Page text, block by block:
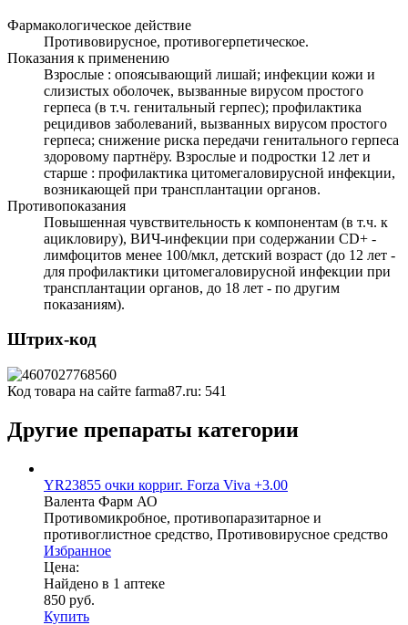
Фармакологическое действие
Противовирусное, противогерпетическое.
Показания к применению
Взрослые : опоясывающий лишай; инфекции кожи и
слизистых оболочек, вызванные вирусом простого
герпеса (в т.ч. генитальный герпес); профилактика
рецидивов заболеваний, вызванных вирусом простого
герпеса; снижение риска передачи генитального герпеса
здоровому партнёру. Взрослые и подростки 12 лет и
старше : профилактика цитомегаловирусной инфекции,
возникающей при трансплантации органов.
Противопоказания
Повышенная чувствительность к компонентам (в т.ч. к
ацикловиру), ВИЧ-инфекции при содержании CD+ -
лимфоцитов менее 100/мкл, детский возраст (до 12 лет -
для профилактики цитомегаловирусной инфекции при
трансплантации органов, до 18 лет - по другим
показаниям).
Штрих-код
Код товара на сайте farma87.ru: 541
Другие препараты категории
YR23855 очки корриг. Forza Viva +3.00
Валента Фарм АО
Противомикробное, противопаразитарное и
противоглистное средство, Противовирусное средство
Избранное
Цена:
Найдено в 1 аптеке
850 руб.
Купить